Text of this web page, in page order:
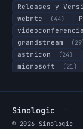
Releases y
webrtc
(44)
grandstream
astricon
(24)
microsoft
(21)
Sinologic ·
© 2026 Sinologic